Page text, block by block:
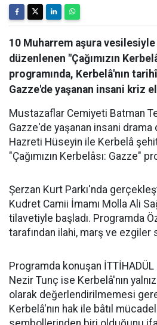
10 Muharrem aşura vesilesiyle
düzenlenen "Çağımızın
programında, Kerbelâ'nın
Gazze'de yaşanan insani kriz
Mustazaflar Cemiyeti Batman
Gazze'de yaşanan insani
Hazreti Hüseyin ile Kerbelâ
"Çağımızın Kerbelâsı: Gazze"
Şerzan Kurt Parkı'nda
Kudret Camii İmamı Molla Ali
tilavetiyle başladı. Programda
tarafından ilahi, marş ve ezgiler
Programda konuşan
Nezir Tunç ise Kerbelâ'nın
olarak değerlendirilmemesi
Kerbelâ'nın hak ile bâtıl